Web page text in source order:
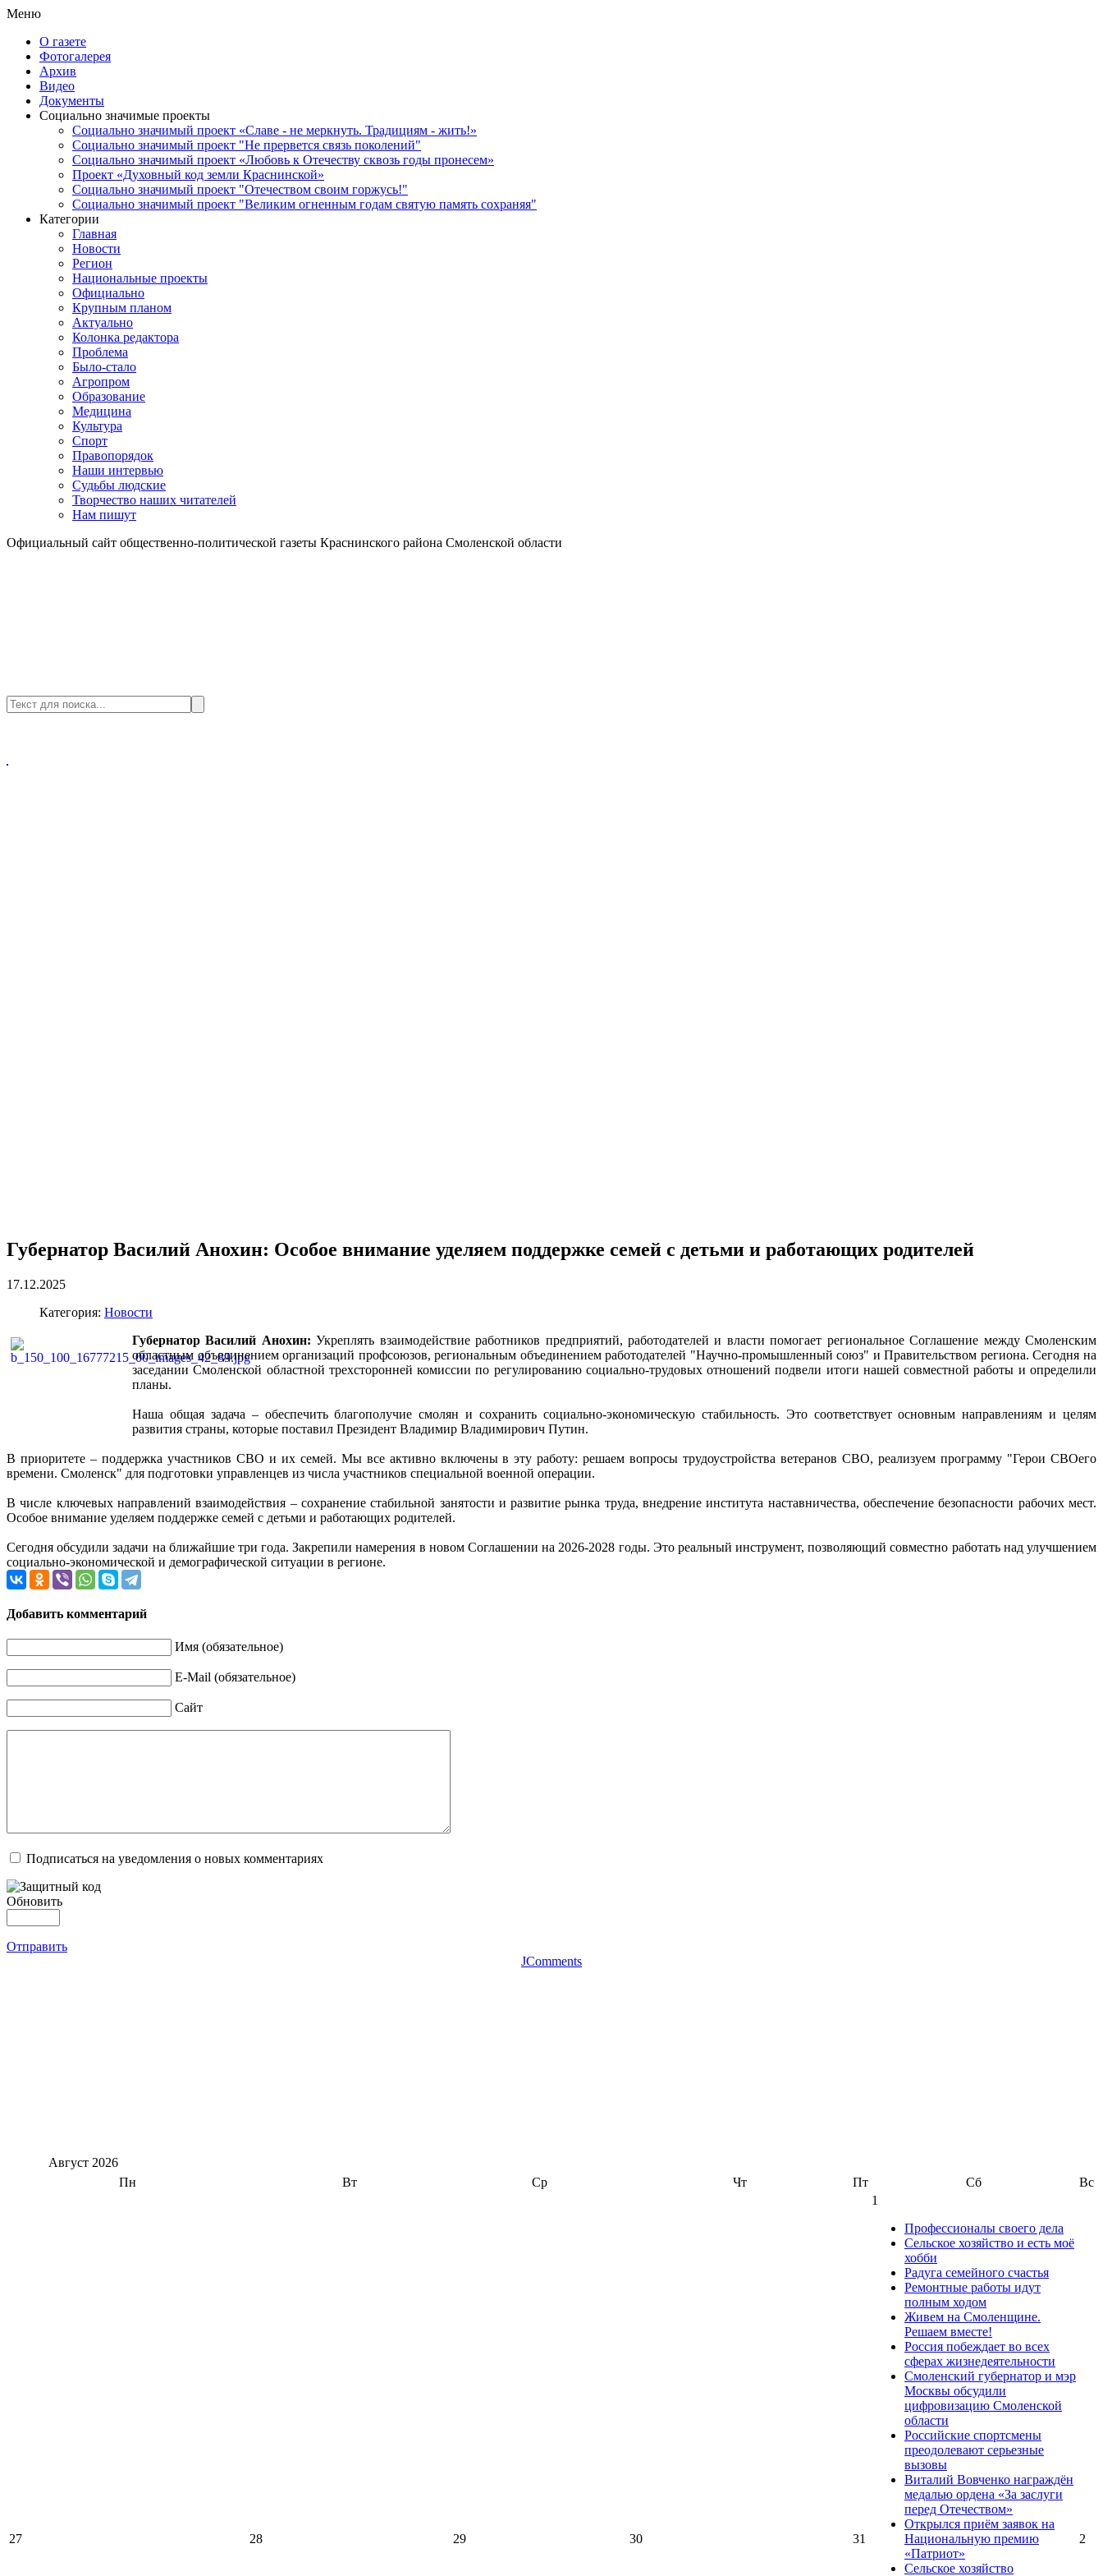
Меню
О газете
Фотогалерея
Архив
Видео
Документы
Социально значимые проекты
Социально значимый проект «Славе - не меркнуть. Традициям - жить!»
Социально значимый проект "Не прервется связь поколений"
Социально значимый проект «Любовь к Отечеству сквозь годы пронесем»
Проект «Духовный код земли Краснинской»
Социально значимый проект "Отечеством своим горжусь!"
Социально значимый проект "Великим огненным годам святую память сохраняя"
Категории
Главная
Новости
Регион
Национальные проекты
Официально
Крупным планом
Актуально
Колонка редактора
Проблема
Было-стало
Агропром
Образование
Медицина
Культура
Спорт
Правопорядок
Наши интервью
Судьбы людские
Творчество наших читателей
Нам пишут
Официальный сайт общественно-политической газеты Краснинского района Смоленской области
Губернатор Василий Анохин: Особое внимание уделяем поддержке семей с детьми и работающих родителей
17.12.2025
Категория: Новости
Губернатор Василий Анохин:Укреплять взаимодействие работников предприятий, работодателей и власти помогает региональное Соглашение между Смоленским
областным объединением организаций профсоюзов, региональным объединением работодателей "Научно-промышленный союз" и Правительством региона. Сегодня на
заседании Смоленской областной трехсторонней комиссии по регулированию социально-трудовых отношений подвели итоги нашей совместной работы и определили
планы.
Наша общая задача – обеспечить благополучие смолян и сохранить социально-экономическую стабильность. Это соответствует основным направлениям и целям
развития страны, которые поставил Президент Владимир Владимирович Путин.
В приоритете – поддержка участников СВО и их семей. Мы все активно включены в эту работу: решаем вопросы трудоустройства ветеранов СВО, реализуем программу "Герои СВОего
времени. Смоленск" для подготовки управленцев из числа участников специальной военной операции.
В числе ключевых направлений взаимодействия – сохранение стабильной занятости и развитие рынка труда, внедрение института наставничества, обеспечение безопасности рабочих мест.
Особое внимание уделяем поддержке семей с детьми и работающих родителей.
Сегодня обсудили задачи на ближайшие три года. Закрепили намерения в новом Соглашении на 2026-2028 годы. Это реальный инструмент, позволяющий совместно работать над улучшением
социально-экономической и демографической ситуации в регионе.
Добавить комментарий
Имя (обязательное)
E-Mail (обязательное)
Сайт
Подписаться на уведомления о новых комментариях
Обновить
Отправить
JComments
Август 2026
Пн
Вт Ср Чт Пт Сб Вс
27 28 29 30 31
1
Профессионалы своего дела
Сельское хозяйство и есть моё
хобби
Радуга семейного счастья
Ремонтные работы идут
полным ходом
Живем на Смоленщине.
Решаем вместе!
Россия побеждает во всех
сферах жизнедеятельности
Смоленский губернатор и мэр
Москвы обсудили
цифровизацию Смоленской
области
Российские спортсмены
преодолевают серьезные
вызовы
Виталий Вовченко награждён
медалью ордена «За заслуги
перед Отечеством»
Открылся приём заявок на
Национальную премию
«Патриот»
Сельское хозяйство
2